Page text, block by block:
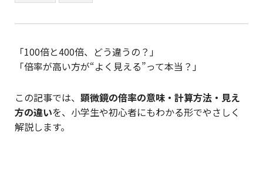
「100倍と400倍、どう違うの？」
「倍率が高い方が“よく見える”って本当？」
この記事では、 顕微鏡の倍率の意味・計算方法・見え
方の違いを、小学生や初心者にもわかる形でやさしく
解説します。